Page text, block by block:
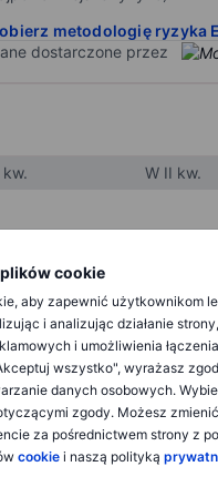
cookie
aby zapewnić użytkownikom
i analizując działanie
i umożliwienia
wszystko", wyrażasz
danych osobowych.
zgody. Możesz
za pośrednictwem strony z
cookie i naszą polityką
metodologię ryzyka
dostarczone przez
kw.
W II kw.
XXXXXXX
XXXXXXX
XXXXXXX